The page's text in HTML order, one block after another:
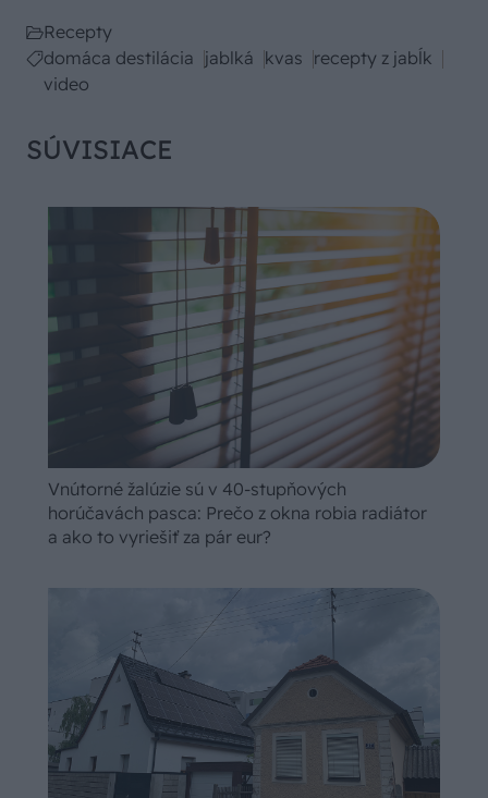
Recepty
domáca destilácia jablká kvas recepty z jabĺk
video
SÚVISIACE
Vnútorné žalúzie sú v 40-stupňových
horúčavách pasca: Prečo z okna robia radiátor
a ako to vyriešiť za pár eur?